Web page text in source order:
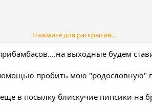
Нажмите для раскрытия...
выходные будем
пробить мою "родословную"
в посылку блискучие пипсики на